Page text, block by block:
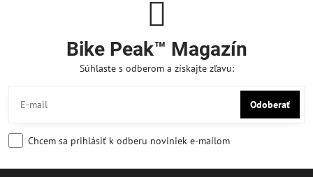
Bike Peak™ Magazín
Súhlaste s odberom a získajte zľavu:
Odoberať
Chcem sa prihlásiť k odberu noviniek e-mailom